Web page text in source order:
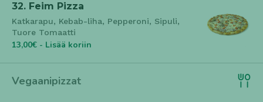
32. Feim Pizza
Katkarapu, Kebab-liha, Pepperoni, Sipuli,
Tuore Tomaatti
13,00€ - Lisää koriin
Vegaanipizzat